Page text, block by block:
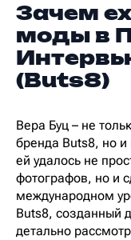
Зачем
моды в
(Buts8)
Вера Буц – не
бренда Buts8, но и
ей удалось не
фотографов, но и
международном
Buts8, созданный
детально